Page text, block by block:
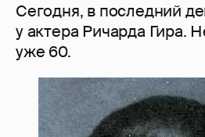
Сегодня, в последний
у актера Ричарда Гира.
уже 60.